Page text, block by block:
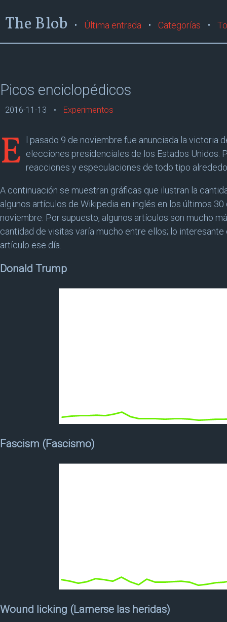
The Blob Última entrada Categorías
Picos enciclopédicos
2016-11-13 Experimentos
E
l pasado 9 de noviembre fue anunciada la victoria
elecciones presidenciales de los Estados Unidos.
reacciones y especulaciones de todo tipo
A continuación se muestran gráficas que ilustran la
algunos artículos de Wikipedia en inglés en los últimos 30
noviembre. Por supuesto, algunos artículos son mucho
cantidad de visitas varía mucho entre ellos; lo
artículo ese día.
Donald Trump
Fascism (Fascismo)
Wound licking (Lamerse las heridas)